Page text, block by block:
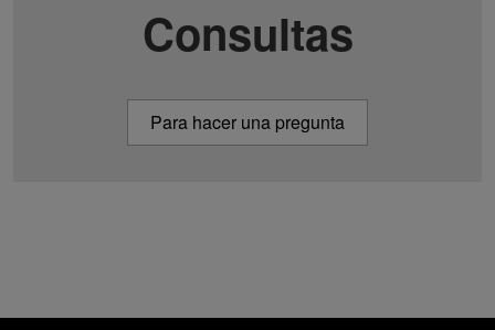
Consultas
Para hacer una pregunta